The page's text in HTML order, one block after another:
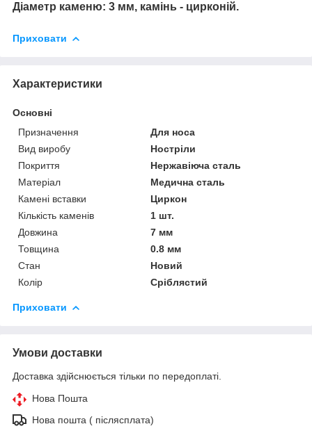
Діаметр каменю: 3 мм, камінь - цирконій.
Приховати
Характеристики
Основні
Призначення
Для носа
Вид виробу
Ностріли
Покриття
Нержавіюча сталь
Матеріал
Медична сталь
Камені вставки
Циркон
Кількість каменів
1 шт.
Довжина
7 мм
Товщина
0.8 мм
Стан
Новий
Колір
Сріблястий
Приховати
Умови доставки
Доставка здійснюється тільки по передоплаті.
Нова Пошта
Нова пошта ( післясплата)